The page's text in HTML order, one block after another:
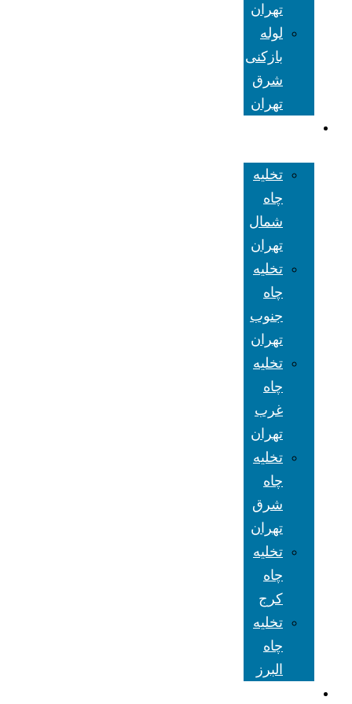
تهران
لوله
بازکنی
شرق
تهران
تخلیه
چاه
شمال
تهران
تخلیه
چاه
جنوب
تهران
تخلیه
چاه
غرب
تهران
تخلیه
چاه
شرق
تهران
تخلیه
چاه
کرج
تخلیه
چاه
البرز